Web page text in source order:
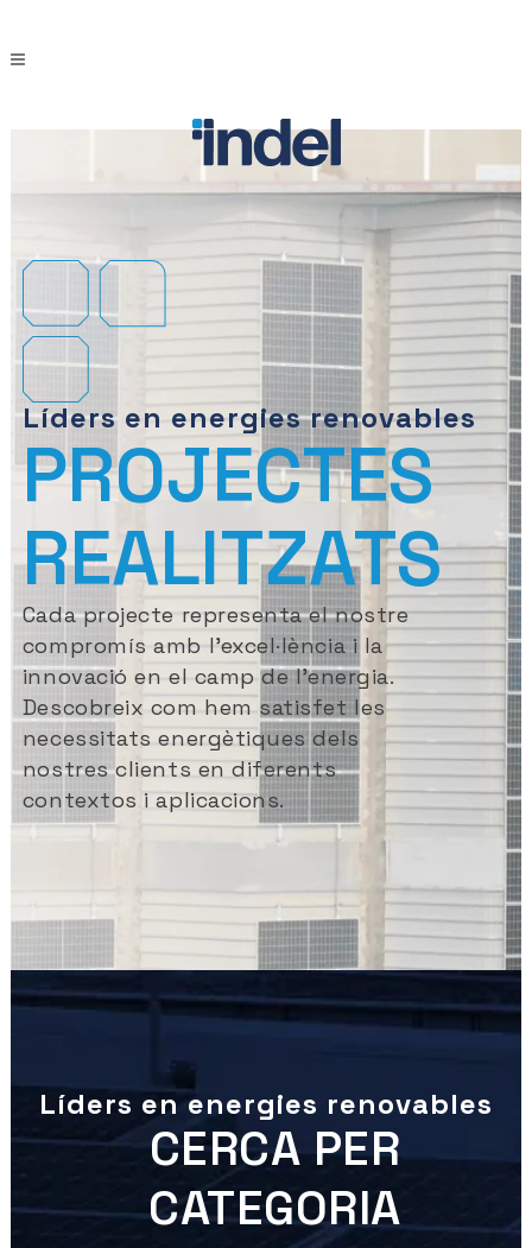
Líders en energies renovables
PROJECTES
REALITZATS
Cada projecte representa el nostre
compromís amb l’excel·lència i la
innovació en el camp de l’energia.
Descobreix com hem satisfet les
necessitats energètiques dels
nostres clients en diferents
contextos i aplicacions.
Líders en energies renovables
CERCA PER
CATEGORIA